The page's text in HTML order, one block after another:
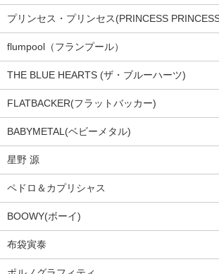
プリンセス・プリンセス(PRINCESS
flumpool（フランプール）
THE BLUE HEARTS (ザ・ブルーハーツ)
FLATBACKER(フラットバッカー)
BABYMETAL(ベビーメタル)
星野 源
ペドロ＆カプリシャス
BOOWY(ボーイ)
布袋寅泰